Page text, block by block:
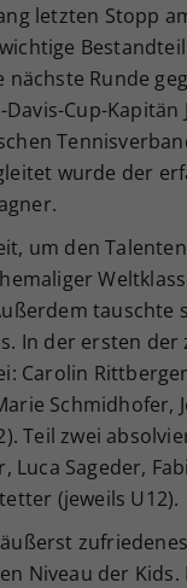
letzten Stopp
Runde
Cup-Kapitän
wurde der
um den
tauschte
In der ersten der
Carolin
Schmidhofer,
Teil zwei
Luca Sageder,
(jeweils U12).
Niveau der